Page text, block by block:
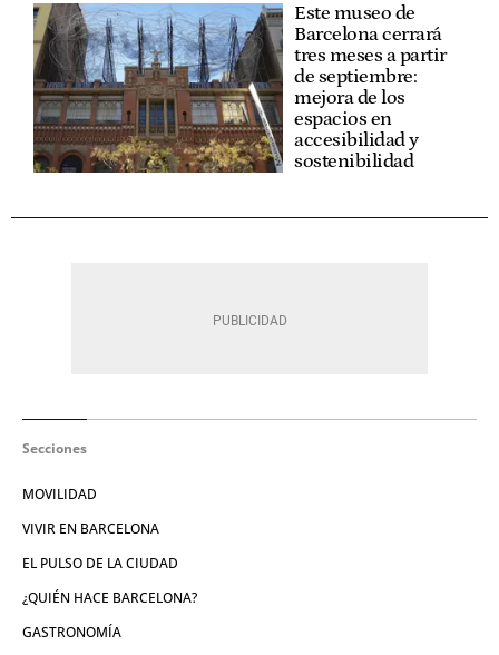
Este museo de
Barcelona cerrará
tres meses a partir
de septiembre:
mejora de los
espacios en
accesibilidad y
sostenibilidad
Secciones
MOVILIDAD
VIVIR EN BARCELONA
EL PULSO DE LA CIUDAD
¿QUIÉN HACE BARCELONA?
GASTRONOMÍA